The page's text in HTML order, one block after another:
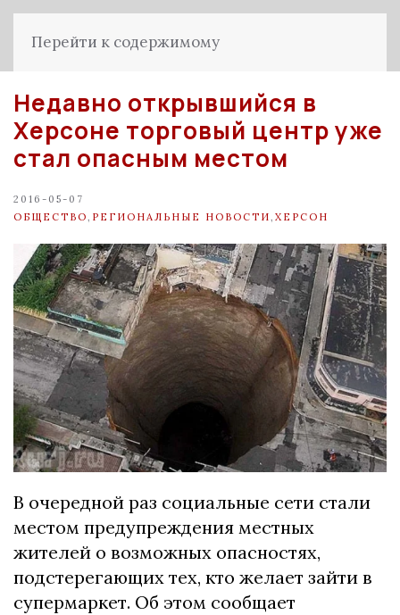
Перейти к содержимому
Недавно открывшийся в
Херсоне торговый центр уже
стал опасным местом
2016-05-07
ОБЩЕСТВО РЕГИОНАЛЬНЫЕ НОВОСТИ ХЕРСОН
В очередной раз социальные сети стали
местом предупреждения местных
жителей о возможных опасностях,
подстерегающих тех, кто желает зайти в
супермаркет. Об этом сообщает